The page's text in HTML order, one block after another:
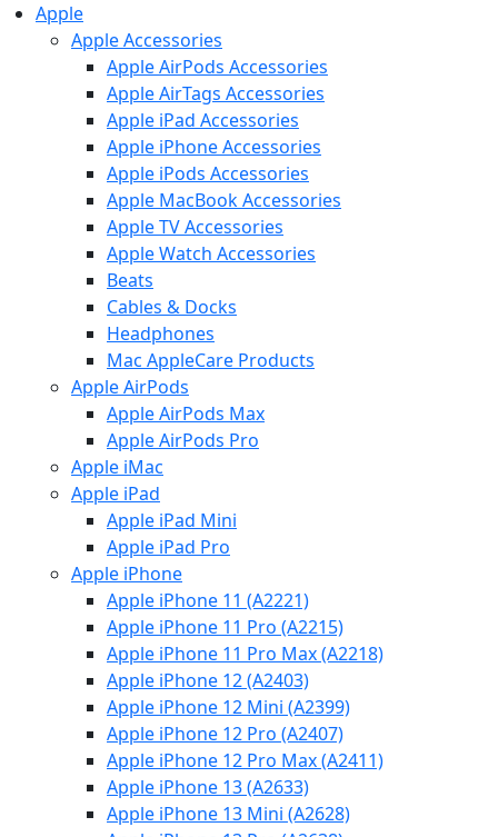
Apple
Apple Accessories
Apple AirPods Accessories
Apple AirTags Accessories
Apple iPad Accessories
Apple iPhone Accessories
Apple iPods Accessories
Apple MacBook Accessories
Apple TV Accessories
Apple Watch Accessories
Beats
Cables & Docks
Headphones
Mac AppleCare Products
Apple AirPods
Apple AirPods Max
Apple AirPods Pro
Apple iMac
Apple iPad
Apple iPad Mini
Apple iPad Pro
Apple iPhone
Apple iPhone 11 (A2221)
Apple iPhone 11 Pro (A2215)
Apple iPhone 11 Pro Max (A2218)
Apple iPhone 12 (A2403)
Apple iPhone 12 Mini (A2399)
Apple iPhone 12 Pro (A2407)
Apple iPhone 12 Pro Max (A2411)
Apple iPhone 13 (A2633)
Apple iPhone 13 Mini (A2628)